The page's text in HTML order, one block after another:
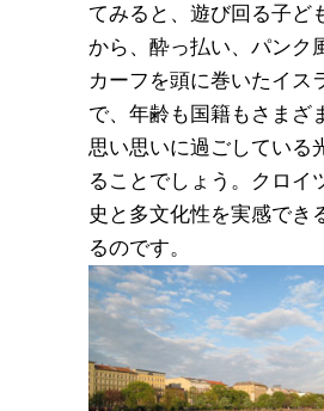
てみると、遊び回る子ど
から、酔っ払い、パンク
カーフを頭に巻いたイス
で、年齢も国籍もさまざ
思い思いに過ごしている
ることでしょう。クロイ
史と多文化性を実感でき
るのです。